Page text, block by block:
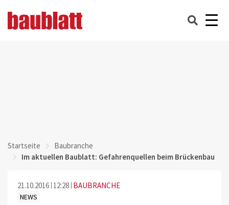
Startseite
Baubranche
Im aktuellen Baublatt: Gefahrenquellen beim Brückenbau
21.10.2016 12:28 BAUBRANCHE
NEWS